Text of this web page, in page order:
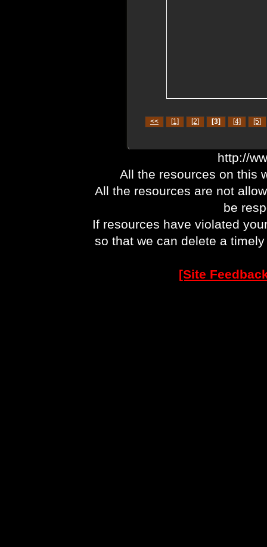
<< [1] [2] [3] [4] [5]
http://
All the resources on this
All the resources are not
be
If resources have violated
so that we can delete a
[Site